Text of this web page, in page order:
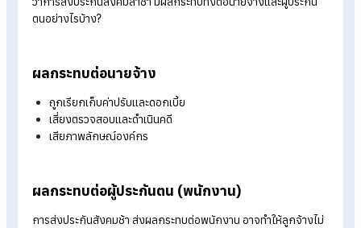
ขาดเจ้าหน้าที่ที่มีความชำนาญเฉพาะทาง:
ได้ทันที
การเปลี่ยนแปลงของพนักงานบ่อยครั้ง:
ใหม่ หรือพนักงานมีการลาออกบ่อยครั้ง ถือเป็นเรื่องปกติของ
หลายองค์กร แต่ทุกครั้งที่มีการเปลี่ยนแปลง จำเป็นต้องมีการ
นำไปสู่การส่งเงินสมทบล่าช้าได้ในที่สุด